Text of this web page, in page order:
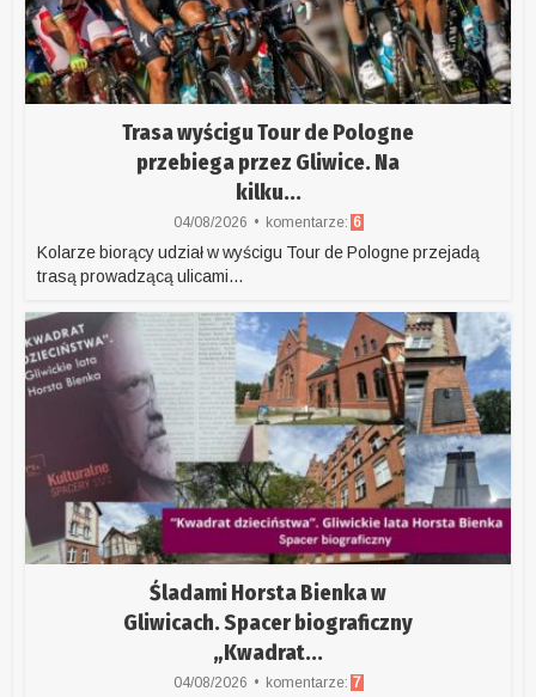
Trasa wyścigu Tour de Pologne
przebiega przez Gliwice. Na
kilku...
04/08/2026 komentarze: 6
Kolarze biorący udział w wyścigu Tour de Pologne przejadą
trasą prowadzącą ulicami...
Śladami Horsta Bienka w
Gliwicach. Spacer biograficzny
„Kwadrat...
04/08/2026 komentarze: 7